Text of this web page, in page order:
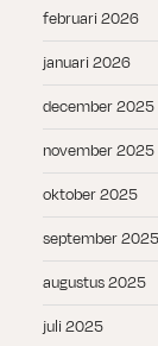
februari 2026
januari 2026
december 2025
november 2025
oktober 2025
september 2025
augustus 2025
juli 2025